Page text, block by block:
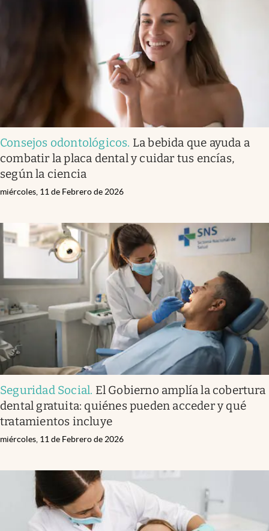
El Cronista Studio
Mediakit
abre en nueva pestaña
Argentina
Consejos odontológicos. La bebida que ayuda a
combatir la placa dental y cuidar tus encías,
según la ciencia
miércoles, 11 de Febrero de 2026
Seguridad Social. El Gobierno amplía la cobertura
dental gratuita: quiénes pueden acceder y qué
tratamientos incluye
miércoles, 11 de Febrero de 2026